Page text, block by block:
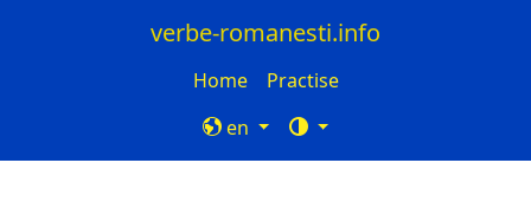
verbe-romanesti.info
Home
Practise
en